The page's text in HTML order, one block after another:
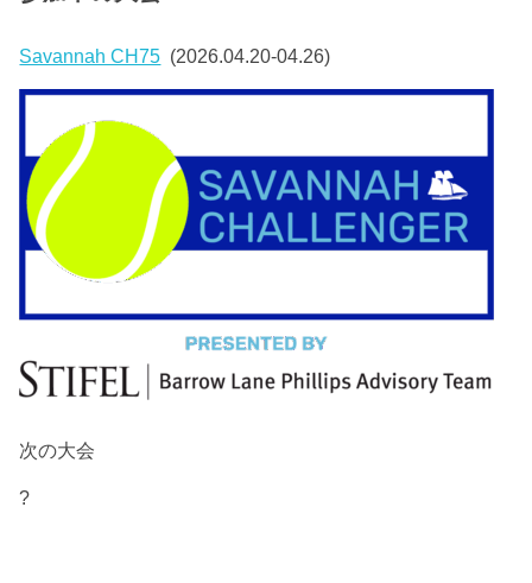
Savannah CH75 (2026.04.20-04.26)
次の大会
?